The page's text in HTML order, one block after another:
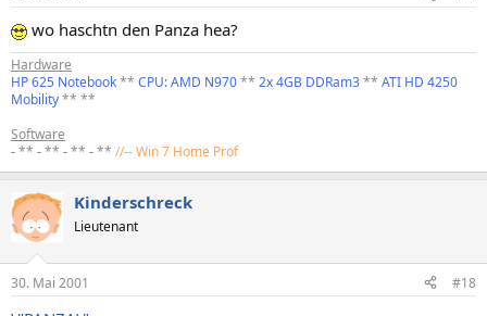
wo haschtn den Panza hea?
Hardware
HP 625 Notebook** CPU: AMD N970** 2x 4GB DDRam3** ATI HD 4250
Mobility** **
Software
-** -** -** -** //-- Win 7 Home Prof
Kinderschreck
Lieutenant
30. Mai 2001 #18